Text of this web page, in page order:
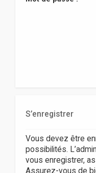
S’enregistrer
Vous devez être
possibilités.
vous enregistrer,
Assurez-vous de